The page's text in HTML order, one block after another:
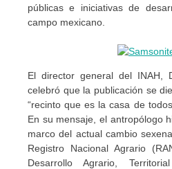
públicas e iniciativas de
campo mexicano.
El director general del INAH,
celebró que la publicación se
“recinto que es la casa de
En su mensaje, el antropólogo
marco del actual cambio
Registro Nacional Agrario
Desarrollo Agrario,